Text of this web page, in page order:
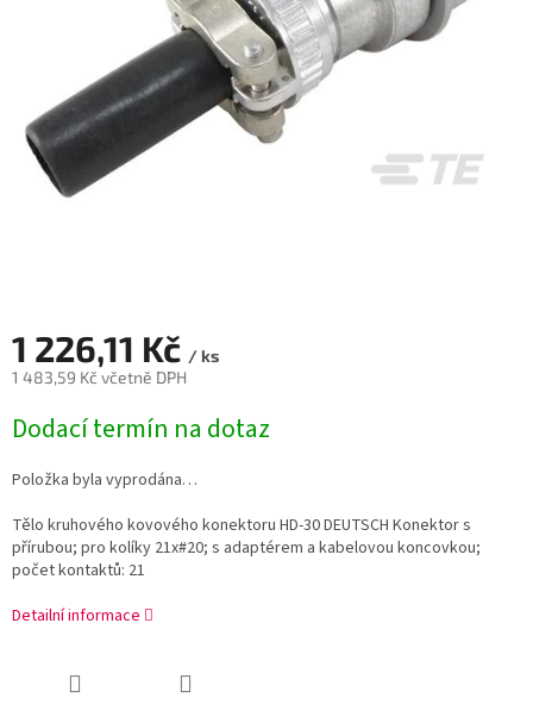
1 226,11 Kč / ks
1 483,59 Kč včetně DPH
cena:
Dodací termín na dotaz
Položka byla vyprodána…
Tělo kruhového kovového konektoru HD-30 DEUTSCH Konektor s
přírubou; pro kolíky 21x#20; s adaptérem a kabelovou koncovkou;
počet kontaktů: 21
Detailní informace